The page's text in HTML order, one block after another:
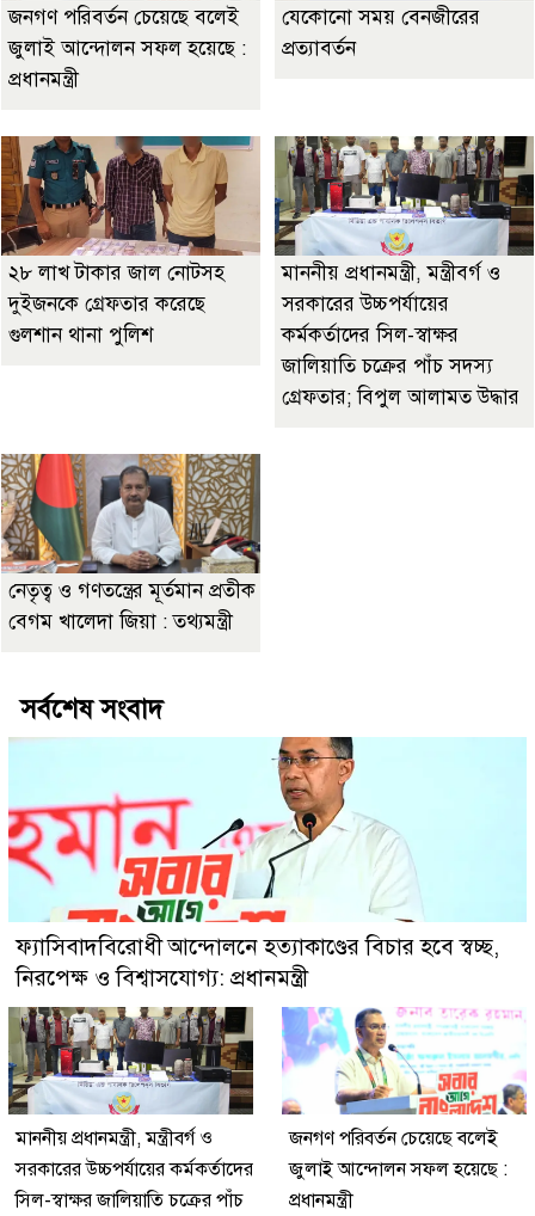
জনগণ পরিবর্তন চেয়েছে বলেই
জুলাই আন্দোলন সফল হয়েছে :
প্রধানমন্ত্রী
যেকোনো সময় বেনজীরের
প্রত্যাবর্তন
২৮ লাখ টাকার জাল নোটসহ
দুইজনকে গ্রেফতার করেছে
গুলশান থানা পুলিশ
মাননীয় প্রধানমন্ত্রী, মন্ত্রীবর্গ ও
সরকারের উচ্চপর্যায়ের
কর্মকর্তাদের সিল-স্বাক্ষর
জালিয়াতি চক্রের পাঁচ সদস্য
গ্রেফতার; বিপুল আলামত উদ্ধার
নেতৃত্ব ও গণতন্ত্রের মূর্তমান প্রতীক
বেগম খালেদা জিয়া : তথ্যমন্ত্রী
সর্বশেষ সংবাদ
ফ্যাসিবাদবিরোধী আন্দোলনে হত্যাকাণ্ডের বিচার হবে স্বচ্ছ,
নিরপেক্ষ ও বিশ্বাসযোগ্য: প্রধানমন্ত্রী
মাননীয় প্রধানমন্ত্রী, মন্ত্রীবর্গ ও
সরকারের উচ্চপর্যায়ের কর্মকর্তাদের
সিল-স্বাক্ষর জালিয়াতি চক্রের পাঁচ
জনগণ পরিবর্তন চেয়েছে বলেই
জুলাই আন্দোলন সফল হয়েছে :
প্রধানমন্ত্রী